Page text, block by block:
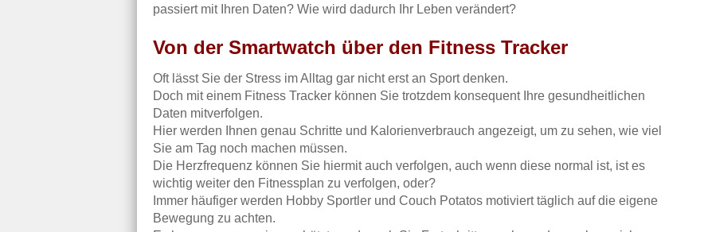
passiert mit Ihren Daten? Wie wird dadurch Ihr Leben verändert?
Von der Smartwatch über den Fitness Tracker
Oft lässt Sie der Stress im Alltag gar nicht erst an Sport denken.
Doch mit einem Fitness Tracker können Sie trotzdem konsequent Ihre gesundheitlichen
Daten mitverfolgen.
Hier werden Ihnen genau Schritte und Kalorienverbrauch angezeigt, um zu sehen, wie viel
Sie am Tag noch machen müssen.
Die Herzfrequenz können Sie hiermit auch verfolgen, auch wenn diese normal ist, ist es
wichtig weiter den Fitnessplan zu verfolgen, oder?
Immer häufiger werden Hobby Sportler und Couch Potatos motiviert täglich auf die eigene
Bewegung zu achten.